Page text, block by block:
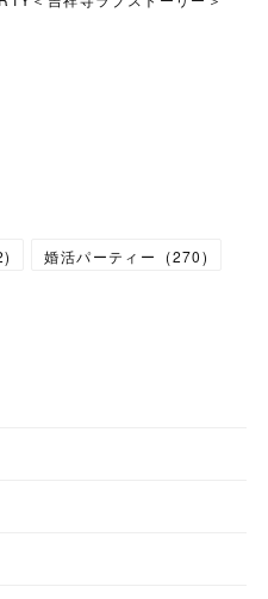
) 婚活パーティー (270)